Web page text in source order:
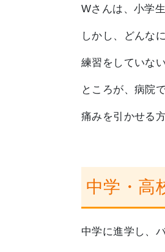
Wさんは、小学
しかし、どんな
練習をしていな
ところが、病院
痛みを引かせる
中学・高
中学に進学し、